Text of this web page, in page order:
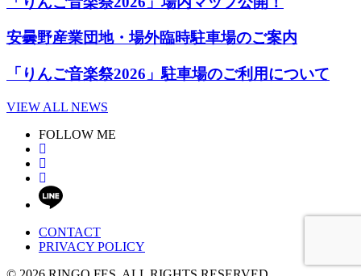
安曇野産業団地・場外臨時駐車場のご案内
「りんご音楽祭2026」駐車場のご利用について
VIEW ALL NEWS
FOLLOW ME
CONTACT
PRIVACY POLICY